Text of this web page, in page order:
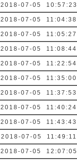
2018-07-05 10:57:23
2018-07-05 11:04:38
2018-07-05 11:05:27
2018-07-05 11:08:44
2018-07-05 11:22:54
2018-07-05 11:35:00
2018-07-05 11:37:53
2018-07-05 11:40:24
2018-07-05 11:43:43
2018-07-05 11:49:11
2018-07-05 12:07:05